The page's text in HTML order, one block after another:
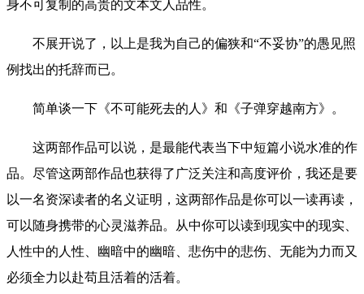
身不可复制的高贵的文本文人品性。
不展开说了，以上是我为自己的偏狭和“不妥协”的愚见照
例找出的托辞而已。
简单谈一下《不可能死去的人》和《子弹穿越南方》。
这两部作品可以说，是最能代表当下中短篇小说水准的作
品。尽管这两部作品也获得了广泛关注和高度评价，我还是要
以一名资深读者的名义证明，这两部作品是你可以一读再读，
可以随身携带的心灵滋养品。从中你可以读到现实中的现实、
人性中的人性、幽暗中的幽暗、悲伤中的悲伤、无能为力而又
必须全力以赴苟且活着的活着。